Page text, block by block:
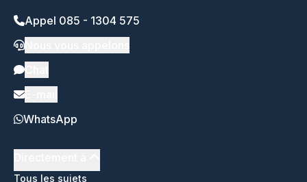
Appel 085 - 1304 575
WhatsApp
Tous les sujets